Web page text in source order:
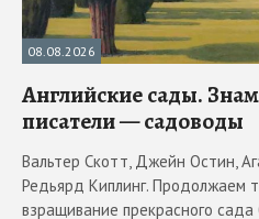
08.08.2026
Английские сады.
писатели — садоводы
Вальтер Скотт, Джейн Остин,
Редьярд Киплинг. Продолжаем
взращивание прекрасного